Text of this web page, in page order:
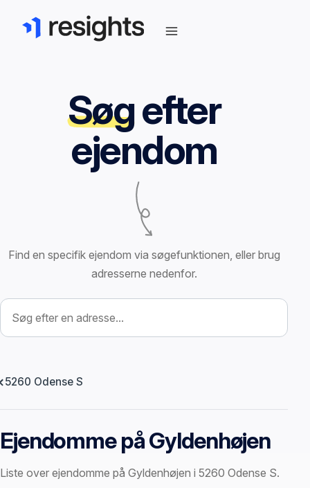
Søgefter
ejendom
Find en specifik ejendom via søgefunktionen, eller brug
adresserne nedenfor.
Søg efter ejendom
5260 Odense S
Ejendomme på Gyldenhøjen
Liste over ejendomme på Gyldenhøjen i 5260 Odense S.